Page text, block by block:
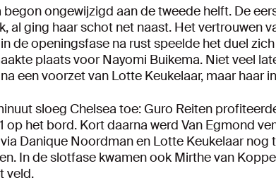
begon ongewijzigd aan de tweede helft. De
al ging haar schot net naast. Het vertrouwen
de openingsfase na rust speelde het duel
plaats voor Nayomi Buikema. Niet veel
een voorzet van Lotte Keukelaar, maar haar
sloeg Chelsea toe: Guro Reiten
op het bord. Kort daarna werd Van Egmond
Danique Noordman en Lotte Keukelaar nog
In de slotfase kwamen ook Mirthe van
veld.